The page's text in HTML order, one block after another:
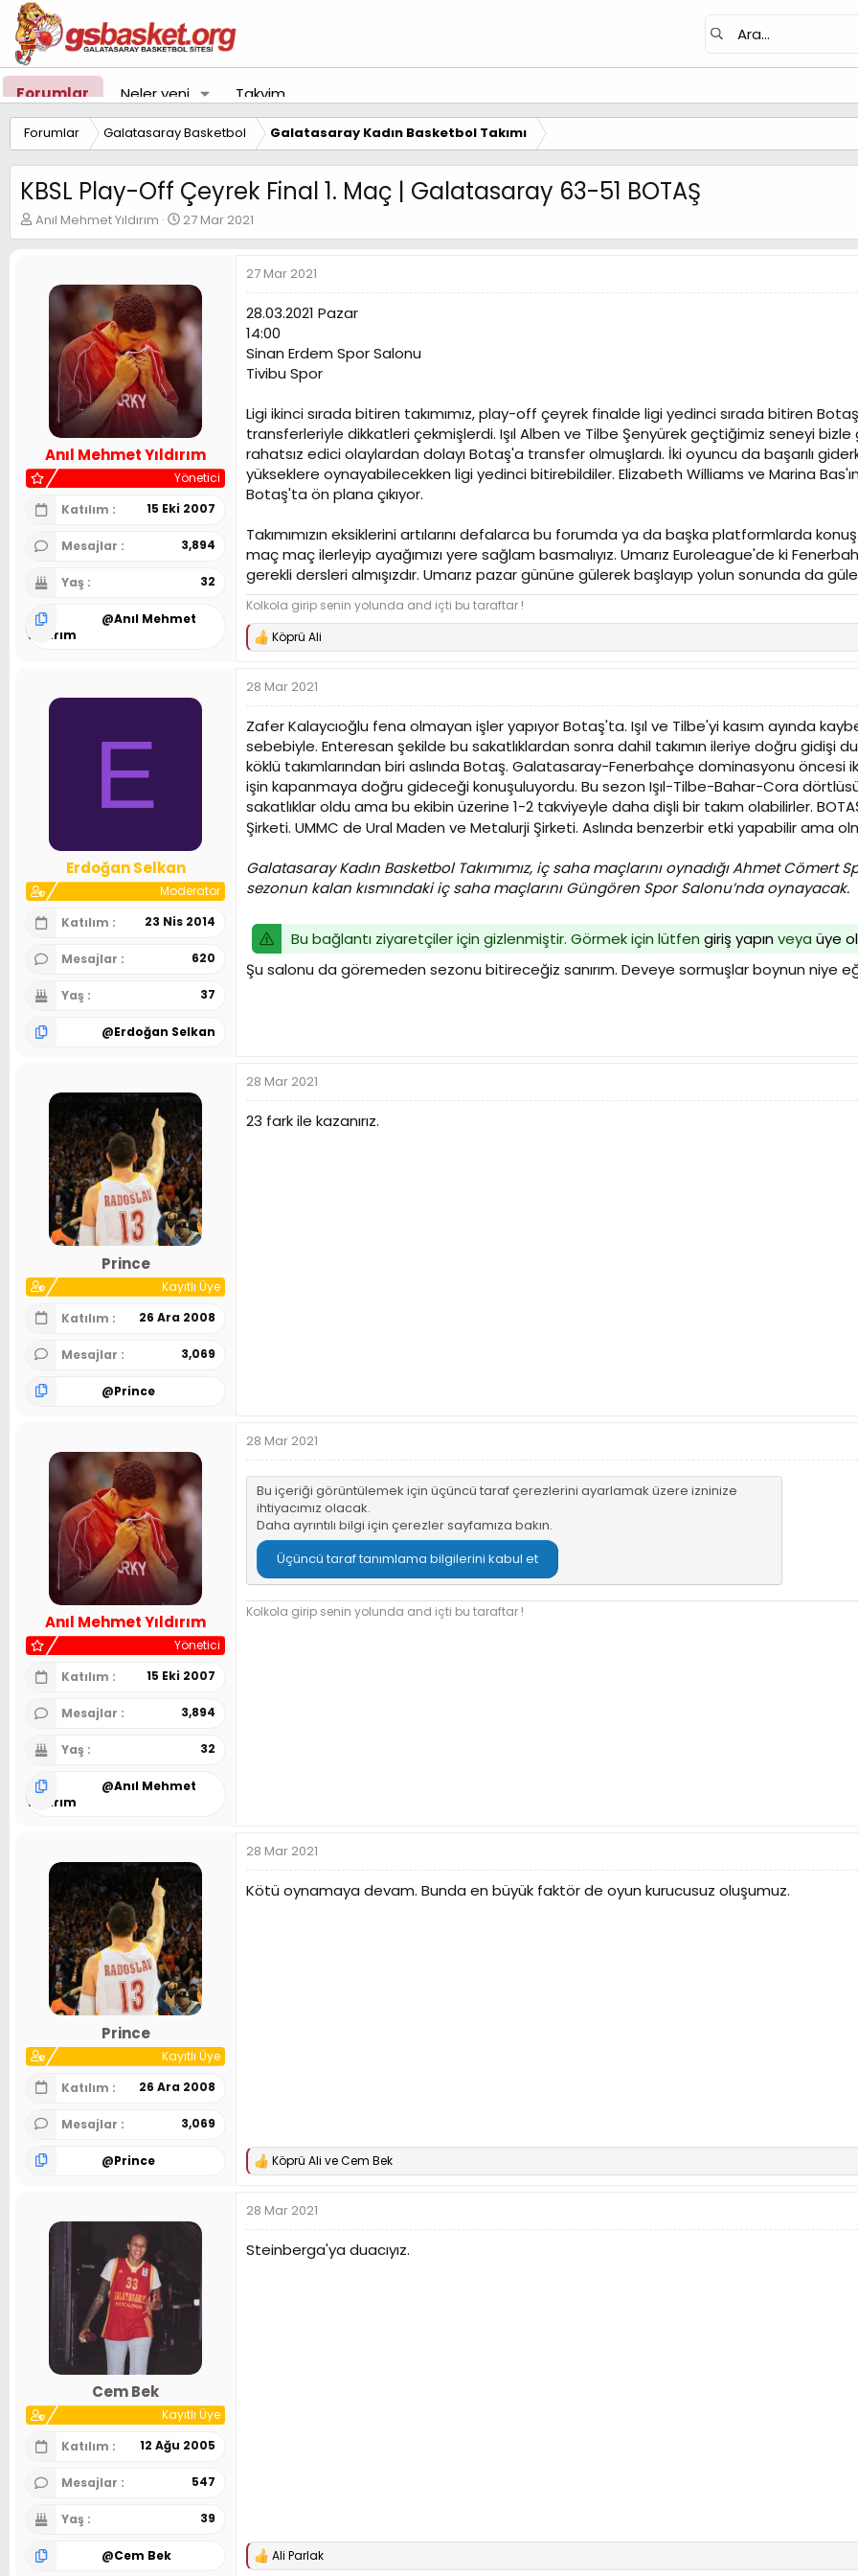
Forumlar Neler yeni Takvim
Forumlar Galatasaray Basketbol Galatasaray Kadın Basketbol Takımı
KBSL Play-Off Çeyrek Final 1. Maç | Galatasaray 63-51 BOTAŞ
K
o
Anıl Mehmet Yıldırım
B
a
a
n
g
ı
ç
a
h
i
27 Mar 2021
Anıl Mehmet Yıldırım
Yönetici
Katılım
15 Eki 2007
Mesajlar 3,894
Yaş 32
@Anıl Mehmet
Yıldırım
27 Mar 2021
28.03.2021 Pazar
14:00
Sinan Erdem Spor Salonu
Tivibu Spor
Ligi ikinci sırada bitiren takımımız, play-off çeyrek finalde ligi yedinci sırada bitiren
transferleriyle dikkatleri çekmişlerdi. Işıl Alben ve Tilbe Şenyürek geçtiğimiz seneyi
rahatsız edici olaylardan dolayı Botaş'a transfer olmuşlardı. İki oyuncu da başarılı
yükseklere oynayabilecekken ligi yedinci bitirebildiler. Elizabeth Williams ve Marina
Botaş'ta ön plana çıkıyor.
Takımımızın eksiklerini artılarını defalarca bu forumda ya da başka platformlarda
maç maç ilerleyip ayağımızı yere sağlam basmalıyız. Umarız Euroleague'de ki
gerekli dersleri almışızdır. Umarız pazar gününe gülerek başlayıp yolun sonunda da
Kolkola girip senin yolunda and içti bu taraftar !
T
k
i
l
e
r
:
Köprü Ali
E
Erdoğan Selkan
Moderator
Katılım
23 Nis 2014
Mesajlar 620
Yaş 37
@Erdoğan Selkan
28 Mar 2021
Zafer Kalaycıoğlu fena olmayan işler yapıyor Botaş'ta. Işıl ve Tilbe'yi kasım ayında
sebebiyle. Enteresan şekilde bu sakatlıklardan sonra dahil takımın ileriye doğru gidişi
köklü takımlarından biri aslında Botaş. Galatasaray-Fenerbahçe dominasyonu öncesi
işin kapanmaya doğru gideceği konuşuluyordu. Bu sezon Işıl-Tilbe-Bahar-Cora
sakatlıklar oldu ama bu ekibin üzerine 1-2 takviyeyle daha dişli bir takım olabilirler.
Şirketi. UMMC de Ural Maden ve Metalurji Şirketi. Aslında benzerbir etki yapabilir ama
Galatasaray Kadın Basketbol Takımımız, iç saha maçlarını oynadığı Ahmet
sezonun kalan kısmındaki iç saha maçlarını Güngören Spor Salonu’nda oynayacak.
Bu bağlantı ziyaretçiler için gizlenmiştir. Görmek için lütfen giriş yapınveya üye
Şu salonu da göremeden sezonu bitireceğiz sanırım. Deveye sormuşlar boynun niye
Prince
Kayıtlı Üye
Katılım
26 Ara 2008
Mesajlar 3,069
@Prince
28 Mar 2021
23 fark ile kazanırız.
Anıl Mehmet Yıldırım
Yönetici
Katılım
15 Eki 2007
Mesajlar 3,894
Yaş 32
@Anıl Mehmet
Yıldırım
28 Mar 2021
Bu içeriği görüntülemek için üçüncü taraf çerezlerini ayarlamak üzere izninize
ihtiyacımız olacak.
Daha ayrıntılı bilgi için çerezler sayfamıza bakın.
Üçüncü taraf tanımlama bilgilerini kabul et
Kolkola girip senin yolunda and içti bu taraftar !
Prince
Kayıtlı Üye
Katılım
26 Ara 2008
Mesajlar 3,069
@Prince
28 Mar 2021
Kötü oynamaya devam. Bunda en büyük faktör de oyun kurucusuz oluşumuz.
T
k
i
l
e
Köprü Ali veCem Bek
Cem Bek
Kayıtlı Üye
Katılım
12 Ağu 2005
Mesajlar 547
Yaş 39
@Cem Bek
28 Mar 2021
Steinberga'ya duacıyız.
T
Ali Parlak